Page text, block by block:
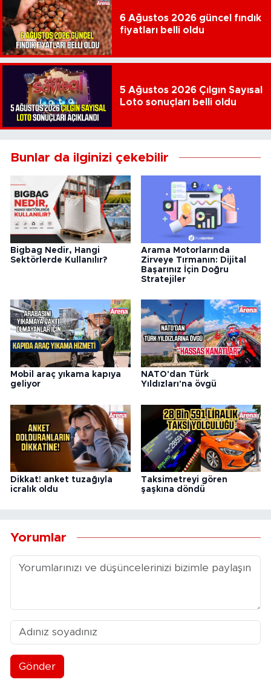
6 Ağustos 2026 güncel fındık
fiyatları belli oldu
5 Ağustos 2026 Çılgın Sayısal
Loto sonuçları belli oldu
Bunlar da ilginizi çekebilir
Bigbag Nedir, Hangi
Sektörlerde Kullanılır?
Arama Motorlarında
Zirveye Tırmanın: Dijital
Başarınız İçin Doğru
Stratejiler
Mobil araç yıkama kapıya
geliyor
NATO'dan Türk
Yıldızları'na övgü
Dikkat! anket tuzağıyla
icralık oldu
Taksimetreyi gören
şaşkına döndü
Yorumlar
Gönder